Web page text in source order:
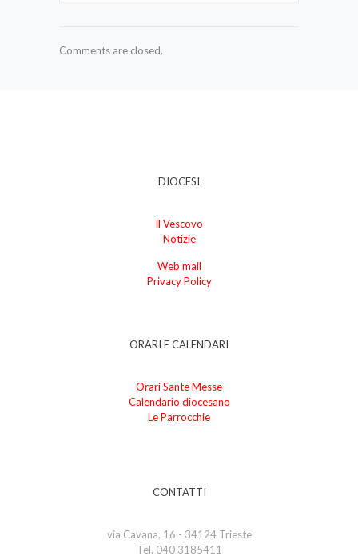
Comments are closed.
DIOCESI
Il Vescovo
Notizie
Web mail
Privacy Policy
ORARI E CALENDARI
Orari Sante Messe
Calendario diocesano
Le Parrocchie
CONTATTI
via Cavana, 16 - 34124 Trieste
Tel. 040 3185411